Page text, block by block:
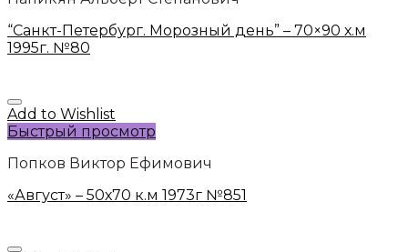
“Санкт-Петербург. Морозный день” – 70×90 х.м
1995г. №80
Add to Wishlist
Быстрый просмотр
Попков Виктор Ефимович
«Август» – 50х70 к.м 1973г №851